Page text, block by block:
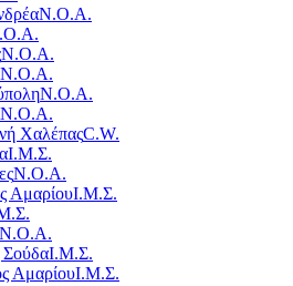
Ν.Ο.Α.
Ν.Ο.Α.
Ν.Ο.Α.
Ν.Ο.Α.
Ν.Ο.Α.
ΧαλέπαςC.W.
Ι.Μ.Σ.
Ν.Ο.Α.
ΑμαρίουΙ.Μ.Σ.
Ν.Ο.Α.
ΣούδαΙ.Μ.Σ.
ΑμαρίουΙ.Μ.Σ.